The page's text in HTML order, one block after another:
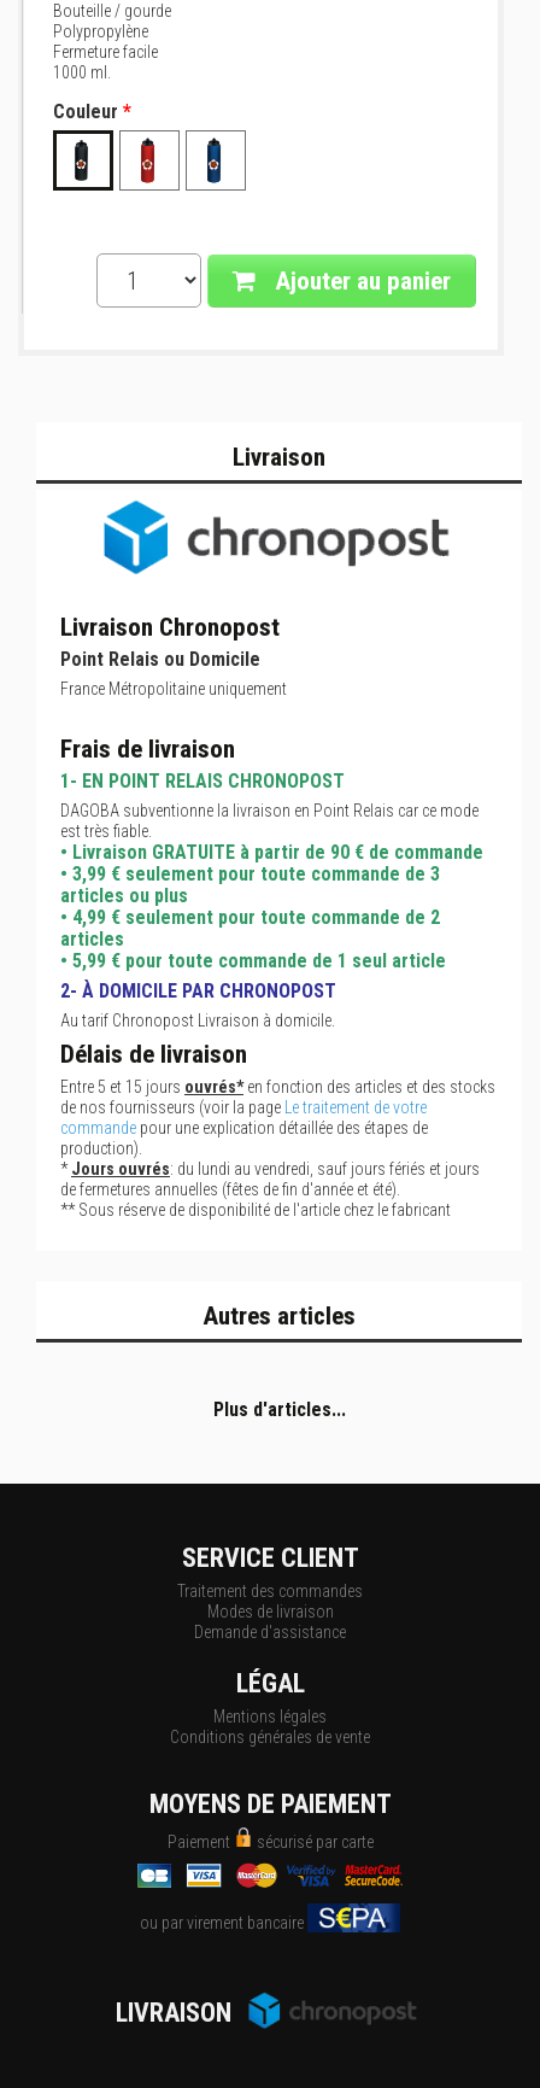
Bouteille / gourde
Polypropylène
Fermeture facile
1000 ml.
Couleur *
Ajouter au panier
Livraison
Livraison Chronopost
Point Relais ou Domicile
France Métropolitaine uniquement
Frais de livraison
1- EN POINT RELAIS CHRONOPOST
DAGOBA subventionne la livraison en Point Relais car ce mode
est très fiable.
• Livraison GRATUITE à partir de 90 € de commande
• 3,99 € seulement pour toute commande de 3
articles ou plus
• 4,99 € seulement pour toute commande de 2
articles
• 5,99 € pour toute commande de 1 seul article
2- À DOMICILE PAR CHRONOPOST
Au tarif Chronopost Livraison à domicile.
Délais de livraison
Entre 5 et 15 jours ouvrés*en fonction des articles et des stocks
de nos fournisseurs (voir la page
Le traitement de votre
commande pour une explication détaillée des étapes de
production).
*Jours ouvrés: du lundi au vendredi, sauf jours fériés et jours
de fermetures annuelles (fêtes de fin d'année et été).
** Sous réserve de disponibilité de l'article chez le fabricant
Autres articles
Plus d'articles...
SERVICE CLIENT
Traitement des commandes
Modes de livraison
Demande d'assistance
LÉGAL
Mentions légales
Conditions générales de vente
MOYENS DE PAIEMENT
Paiement sécurisé par carte
ou par virement bancaire
LIVRAISON